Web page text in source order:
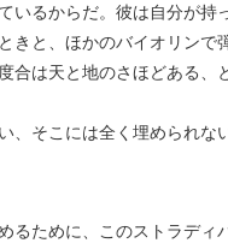
いるからだ。彼は自分が持
きと、ほかのバイオリンで
合は天と地のさほどある、
、そこには全く埋められな
るために、このストラディ